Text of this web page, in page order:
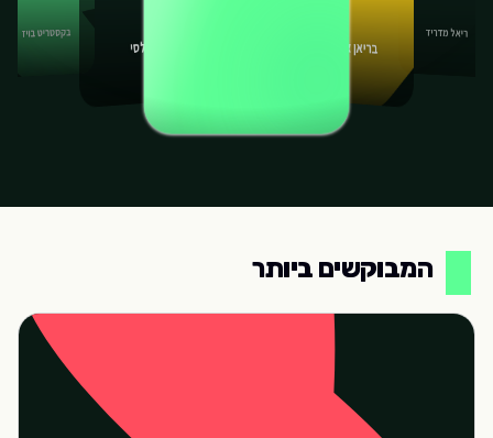
בקסטריט בויז
צ'לסי בריאן אדמס
ריאל מדריד
המבוקשים ביותר
המבוקשים ביותר